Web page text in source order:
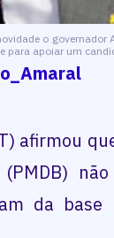
o governador
para apoiar um
afirmou
da base